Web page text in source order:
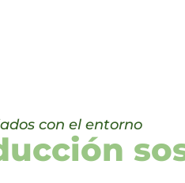
con el entorno